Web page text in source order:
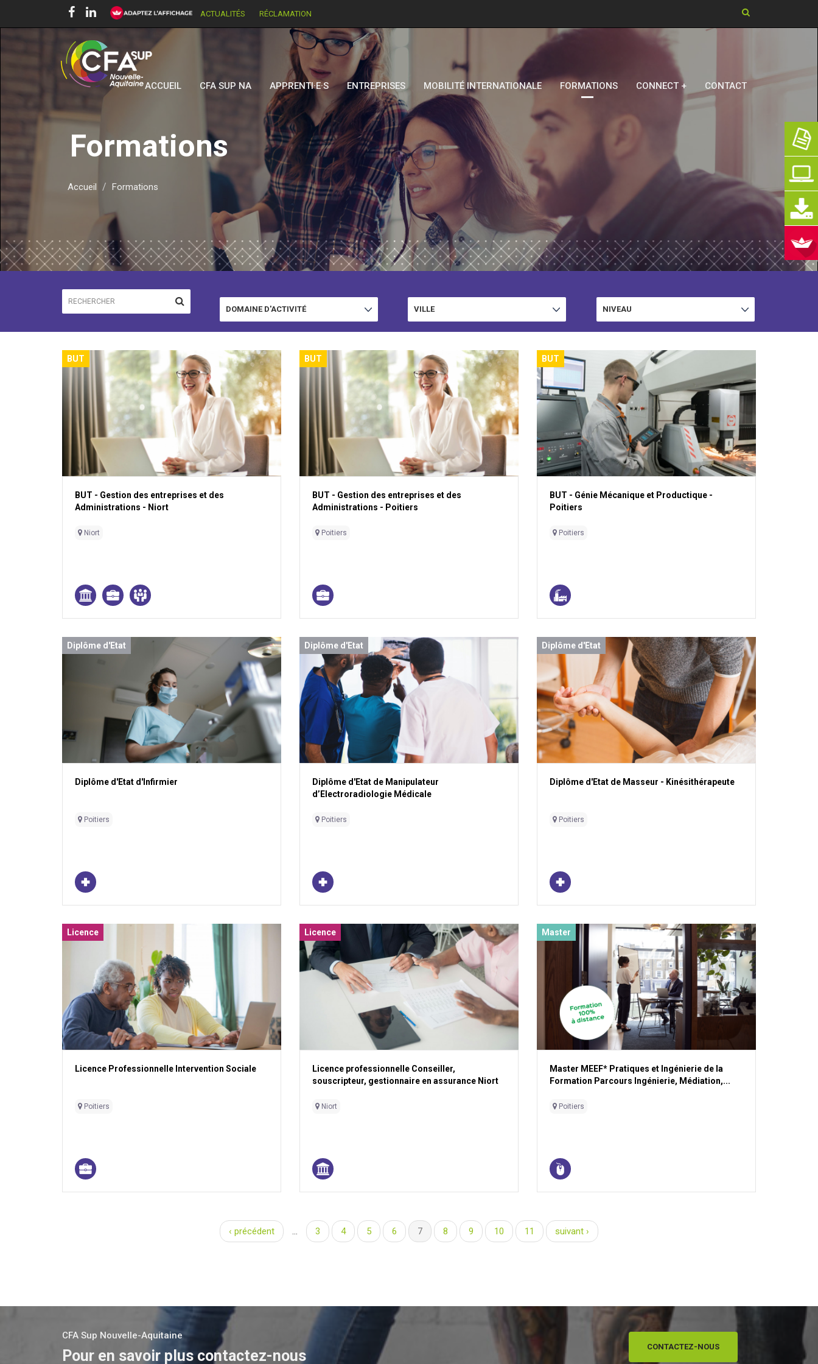
ACTUALITÉS RÉCLAMATION Chercher dans ce
ACCUEIL CFA SUP NA APPRENTI·E·S ENTREPRISES MOBILITÉ INTERNATIONALE FORMATIONS CONNECT + CONTACT
Formations
Accueil Formations
DOMAINE D'ACTIVITÉ VILLE NIVEAU
BUT
BUT - Gestion des entreprises et des
Administrations - Niort
Niort
BUT
BUT - Gestion des entreprises et des
Administrations - Poitiers
Poitiers
BUT
BUT - Génie Mécanique et Productique -
Poitiers
Poitiers
Diplôme d'Etat
Diplôme d'Etat d'Infirmier
Poitiers
Diplôme d'Etat
Diplôme d'Etat de Manipulateur
d’Electroradiologie Médicale
Poitiers
Diplôme d'Etat
Diplôme d'Etat de Masseur - Kinésithérapeute
Poitiers
Licence
Licence Professionnelle Intervention Sociale
Poitiers
Licence
Licence professionnelle Conseiller,
souscripteur, gestionnaire en assurance Niort
Niort
Master
Master MEEF* Pratiques et Ingénierie de la
Formation Parcours Ingénierie, Médiation,...
Poitiers
‹ précédent 3 4 5 6 7 8 9 10 11 suivant ›
CFA Sup Nouvelle-Aquitaine
Pour en savoir plus contactez-nous
CONTACTEZ-NOUS